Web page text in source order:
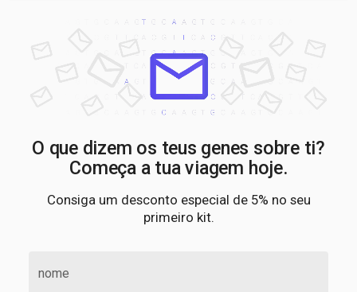
O que dizem os teus genes sobre ti?
Começa a tua viagem hoje.
Consiga um desconto especial de 5% no seu
primeiro kit.
nome